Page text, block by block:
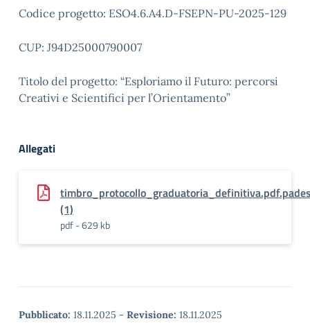
Codice progetto: ESO4.6.A4.D-FSEPN-PU-2025-129
CUP: J94D25000790007
Titolo del progetto: “Esploriamo il Futuro: percorsi
Creativi e Scientifici per l’Orientamento”
Allegati
(1)
pdf - 629 kb
Pubblicato: 18.11.2025 - Revisione: 18.11.2025